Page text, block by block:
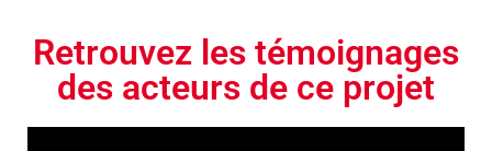
Retrouvez les témoignages
des acteurs de ce projet